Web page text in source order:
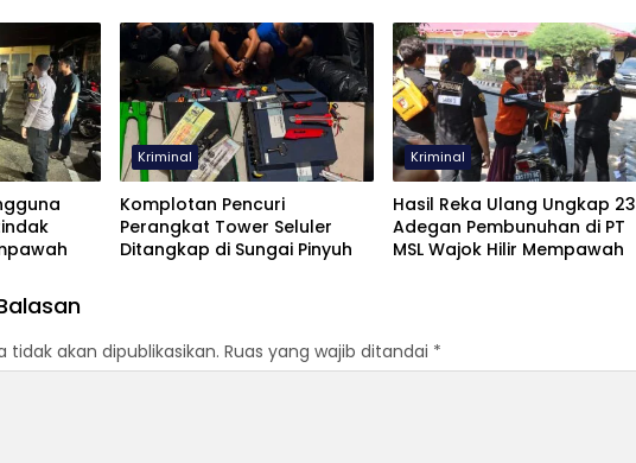
Kriminal
Komplotan Pencuri
Perangkat Tower Seluler
Ditangkap di Sungai Pinyuh
Kriminal
Hasil Reka Ulang Ungkap 23
Adegan Pembunuhan di PT
MSL Wajok Hilir Mempawah
tidak akan dipublikasikan. Ruas yang wajib ditandai *